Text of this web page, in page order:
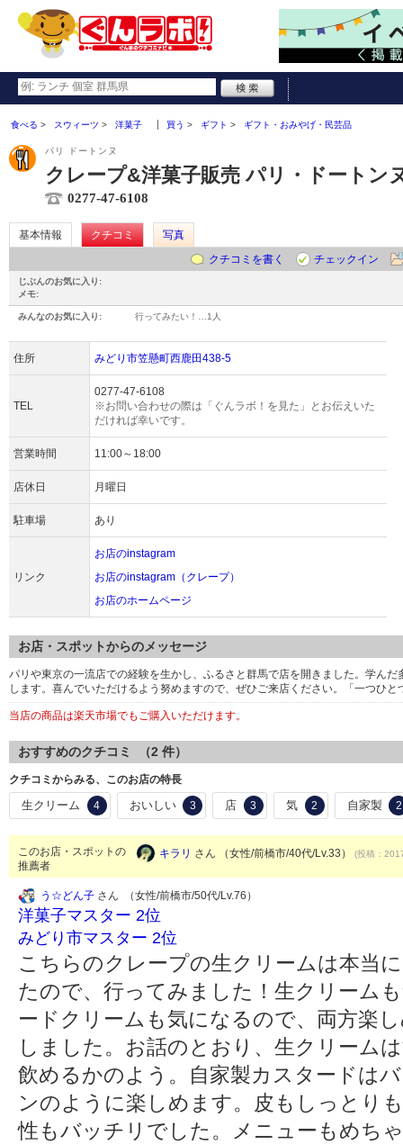
食べる スウィーツ 洋菓子 買う ギフト ギフト・おみやげ・民芸品
パリ ドートンヌ
クレープ&洋菓子販売 パリ・ドートン
0277-47-6108
基本情報 クチコミ
写真
クチコミを書く
チェックイン
じぶんのお気に入り:
メモ:
みんなのお気に入り: 行ってみたい！… 1人
住所 みどり市笠懸町西鹿田438-5
TEL
0277-47-6108
※お問い合わせの際は「ぐんラボ！を見た」とお伝えいた
だければ幸いです。
営業時間 11:00～18:00
店休日 月曜日
駐車場 あり
リンク
お店のinstagram
お店のinstagram（クレープ）
お店のホームページ
お店・スポットからのメッセージ
パリや東京の一流店での経験を生かし、ふるさと群馬で店を開きました。学ん
します。喜んでいただけるよう努めますので、ぜひご来店ください。「一つひ
当店の商品は楽天市場でもご購入いただけます。
おすすめのクチコミ （2 件）
クチコミからみる、このお店の特長
生クリーム 4 おいしい 3 店 3 気 2 自家製 2
このお店・スポットの
推薦者
キラリ さん （女性/前橋市/40代/Lv.33） (投稿：
う☆どん子 さん （女性/前橋市/50代/Lv.76）
洋菓子マスター 2位
みどり市マスター 2位
こちらのクレープの生クリームは本当
たので、行ってみました！生クリーム
ードクリームも気になるので、両方楽
しました。お話のとおり、生クリーム
飲めるかのよう。自家製カスタードは
ンのように楽しめます。皮もしっとり
性もバッチリでした。メニューもめち